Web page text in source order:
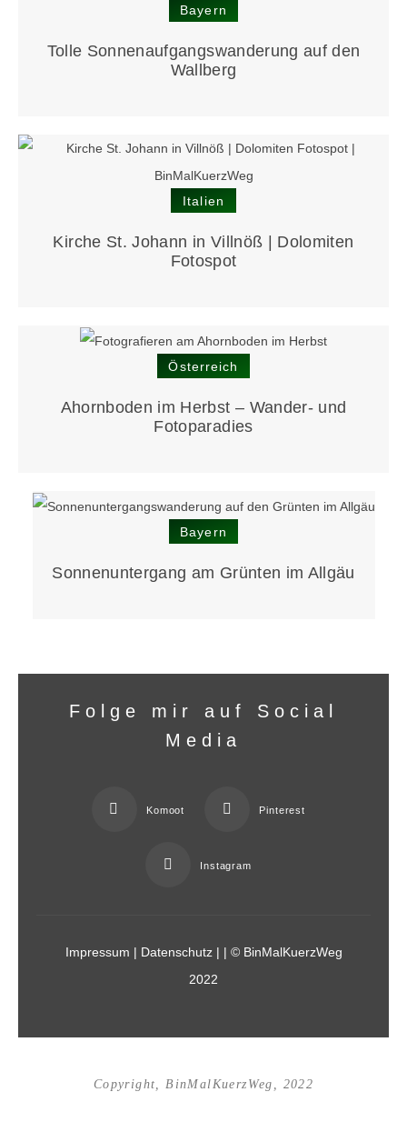
Bayern
Tolle Sonnen­aufgangs­wanderung auf den
Wallberg
Italien
Kirche St. Johann in Villnöß | Dolomiten
Fotospot
Österreich
Ahornboden im Herbst – Wander- und
Fotoparadies
Bayern
Sonnen­untergang am Grünten im Allgäu
Folge mir auf Social
Media
Komoot Pinterest
Instagram
Impressum | Datenschutz| | © BinMalKuerzWeg
2022
Copyright, BinMalKuerzWeg, 2022